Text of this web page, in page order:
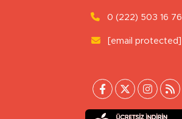
0 (222) 503 16 76
[email protected]